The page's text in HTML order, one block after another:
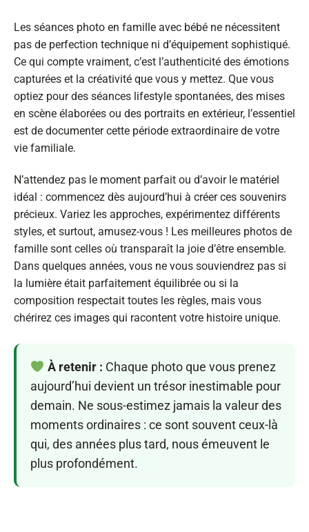
Les séances photo en famille avec bébé ne nécessitent
pas de perfection technique ni d’équipement sophistiqué.
Ce qui compte vraiment, c’est l’authenticité des émotions
capturées et la créativité que vous y mettez. Que vous
optiez pour des séances lifestyle spontanées, des mises
en scène élaborées ou des portraits en extérieur, l’essentiel
est de documenter cette période extraordinaire de votre
vie familiale.
N’attendez pas le moment parfait ou d’avoir le matériel
idéal : commencez dès aujourd’hui à créer ces souvenirs
précieux. Variez les approches, expérimentez différents
styles, et surtout, amusez-vous ! Les meilleures photos de
famille sont celles où transparaît la joie d’être ensemble.
Dans quelques années, vous ne vous souviendrez pas si
la lumière était parfaitement équilibrée ou si la
composition respectait toutes les règles, mais vous
chérirez ces images qui racontent votre histoire unique.
À retenir : Chaque photo que vous prenez
aujourd’hui devient un trésor inestimable pour
demain. Ne sous-estimez jamais la valeur des
moments ordinaires : ce sont souvent ceux-là
qui, des années plus tard, nous émeuvent le
plus profondément.